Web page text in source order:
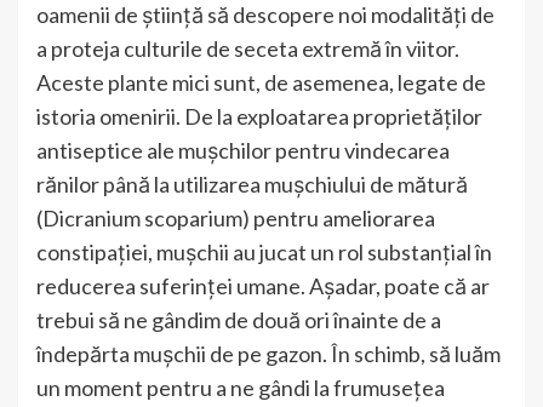
oamenii de știință să descopere noi modalități de
a proteja culturile de seceta extremă în viitor.
Aceste plante mici sunt, de asemenea, legate de
istoria omenirii. De la exploatarea proprietăților
antiseptice ale mușchilor pentru vindecarea
rănilor până la utilizarea mușchiului de mătură
(Dicranium scoparium) pentru ameliorarea
constipației, mușchii au jucat un rol substanțial în
reducerea suferinței umane. Așadar, poate că ar
trebui să ne gândim de două ori înainte de a
îndepărta mușchii de pe gazon. În schimb, să luăm
un moment pentru a ne gândi la frumusețea